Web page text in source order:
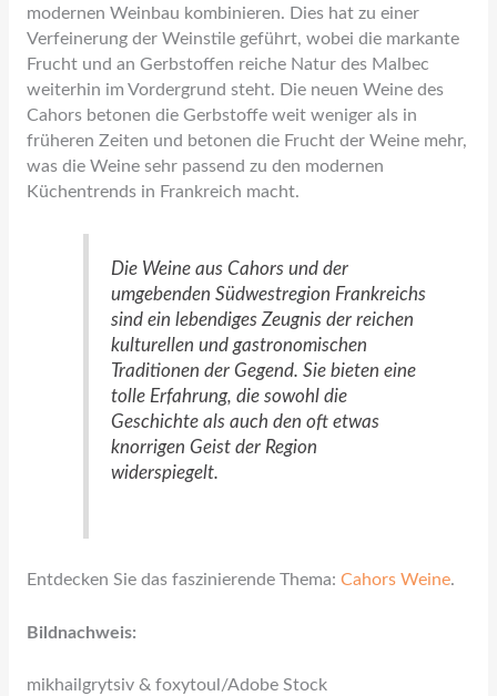
modernen Weinbau kombinieren. Dies hat zu einer
Verfeinerung der Weinstile geführt, wobei die markante
Frucht und an Gerbstoffen reiche Natur des Malbec
weiterhin im Vordergrund steht. Die neuen Weine des
Cahors betonen die Gerbstoffe weit weniger als in
früheren Zeiten und betonen die Frucht der Weine mehr,
was die Weine sehr passend zu den modernen
Küchentrends in Frankreich macht.
Die Weine aus Cahors und der
umgebenden Südwestregion Frankreichs
sind ein lebendiges Zeugnis der reichen
kulturellen und gastronomischen
Traditionen der Gegend. Sie bieten eine
tolle Erfahrung, die sowohl die
Geschichte als auch den oft etwas
knorrigen Geist der Region
widerspiegelt.
Entdecken Sie das faszinierende Thema: Cahors Weine.
Bildnachweis:
mikhailgrytsiv & foxytoul/Adobe Stock